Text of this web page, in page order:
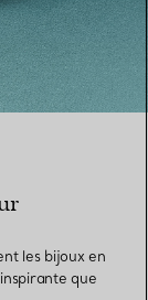
les bijoux en
que